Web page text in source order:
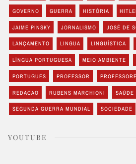
GOVERNO GUERRA HISTÓRIA
JAIME PINSKY JORNALISMO JOSÉ DE
LANÇAMENTO LINGUA LINGUÍSTICA
LÍNGUA PORTUGUESA MEIO AMBIENTE
PORTUGUES PROFESSOR
REDACAO RUBENS MARCHIONI SAÚDE
SEGUNDA GUERRA MUNDIAL SOCIEDADE
YOUTUBE